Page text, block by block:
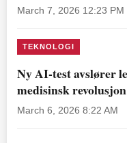
March 7, 2026 12:23 PM
TEKNOLOGI
Ny AI-test avslører
medisinsk
March 6, 2026 8:22 AM